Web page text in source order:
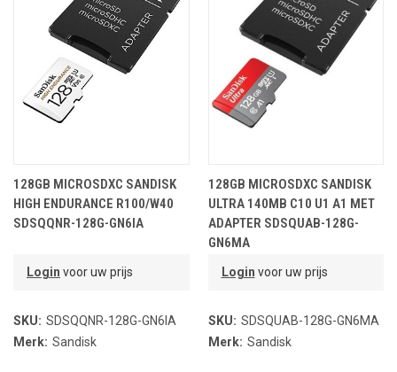
128GB MICROSDXC SANDISK
HIGH ENDURANCE R100/W40
SDSQQNR-128G-GN6IA
Login voor uw prijs
SKU: SDSQQNR-128G-GN6IA
Merk: Sandisk
128GB MICROSDXC SANDISK
ULTRA 140MB C10 U1 A1 MET
ADAPTER SDSQUAB-128G-
GN6MA
Login voor uw prijs
SKU: SDSQUAB-128G-GN6MA
Merk: Sandisk